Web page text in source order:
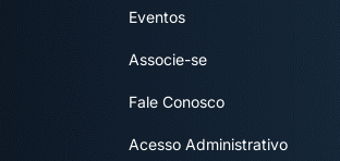
Eventos
Associe-se
Fale Conosco
Acesso Administrativo